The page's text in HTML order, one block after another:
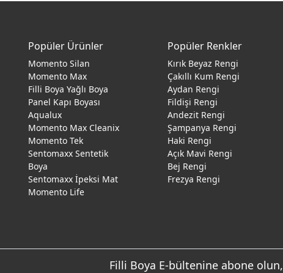
Popüler Ürünler
Momento Silan
Momento Max
Filli Boya Yağlı Boya
Panel Kapı Boyası
Aqualux
Momento Max Cleanix
Momento Tek
Sentomaxx Sentetik
Boya
Sentomaxx İpeksi Mat
Momento Life
Popüler Renkler
Kırık Beyaz Rengi
Çakıllı Kum Rengi
Aydan Rengi
Fildişi Rengi
Andezit Rengi
Şampanya Rengi
Haki Rengi
Açık Mavi Rengi
Bej Rengi
Frezya Rengi
Filli Boya E-bültenine abone olun,